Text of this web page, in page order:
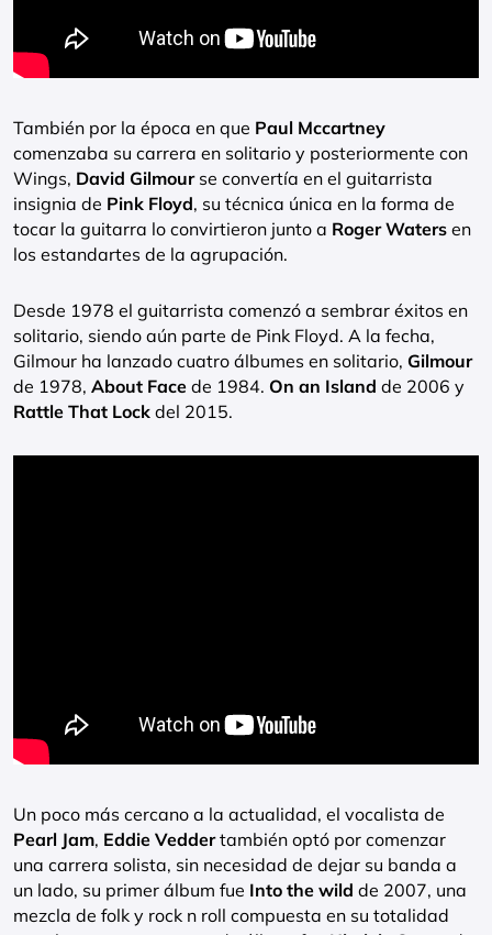
También por la época en que Paul Mccartney
comenzaba su carrera en solitario y posteriormente con
Wings, David Gilmourse convertía en el guitarrista
insignia de Pink Floyd, su técnica única en la forma de
tocar la guitarra lo convirtieron junto a Roger Waters en
los estandartes de la agrupación.
Desde 1978 el guitarrista comenzó a sembrar éxitos en
solitario, siendo aún parte de Pink Floyd. A la fecha,
Gilmour ha lanzado cuatro álbumes en solitario, Gilmour
de 1978, About Face de 1984. On an Island de 2006 y
Rattle That Lock del 2015.
Un poco más cercano a la actualidad, el vocalista de
Pearl Jam, Eddie Veddertambién optó por comenzar
una carrera solista, sin necesidad de dejar su banda a
un lado, su primer álbum fue Into the wild de 2007, una
mezcla de folk y rock n roll compuesta en su totalidad